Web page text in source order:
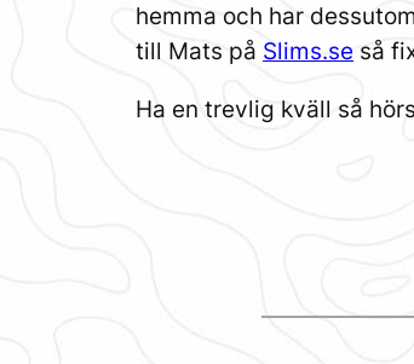
hemma och har
till Mats på Slims.se så
Ha en trevlig kväll så